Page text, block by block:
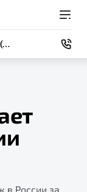
Белгород, ул. Студенческая, 1Ш, корп.1 (район авторынка)
в России за